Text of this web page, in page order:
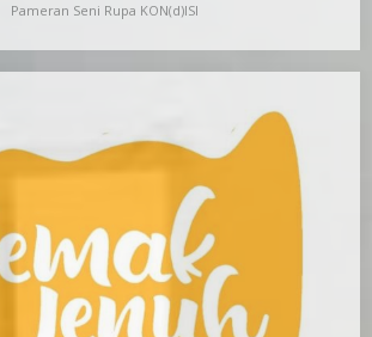
KON(d)ISI
DUA TANDA KURUNG Syofiardi Bachyul Jb
peraih Nobel Kesusastraan 1954
Pameran Seni Rupa KON(d)ISI